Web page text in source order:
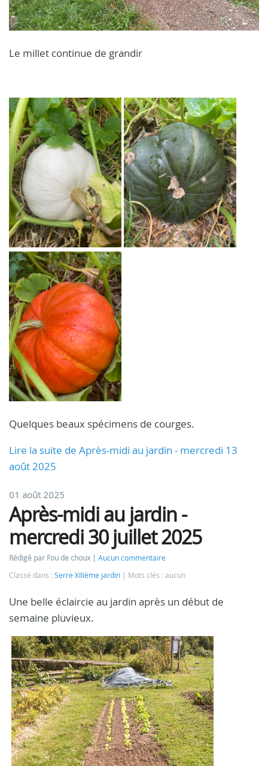
Le millet continue de grandir
Quelques beaux spécimens de courges.
Lire la suite de Après-midi au jardin - mercredi 13
août 2025
01 août 2025
Après-midi au jardin -
mercredi 30 juillet 2025
Rédigé par Fou de choux
Aucun commentaire
Classé dans : Serre XIIIème jardin Mots clés : aucun
Une belle éclaircie au jardin après un début de
semaine pluvieux.